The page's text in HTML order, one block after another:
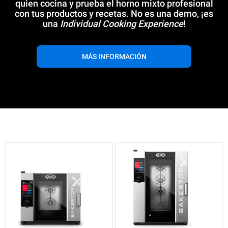
quien cocina y prueba el horno mixto profesional
con tus productos y recetas. No es una demo, ¡es
una Individual Cooking Experience!
MÁS INFORMACIÓN
Mixtos
BAKERTOP-
COUNTERTOP
600x400
EXRS
Mixtos
BAKERTOP-
X™
COUNTERTOP
10
600x400
XELA-
05EU-
EXRS-
BAKERTOP-
COUNTERTOP
XELA-
ET
BAKERTOP-